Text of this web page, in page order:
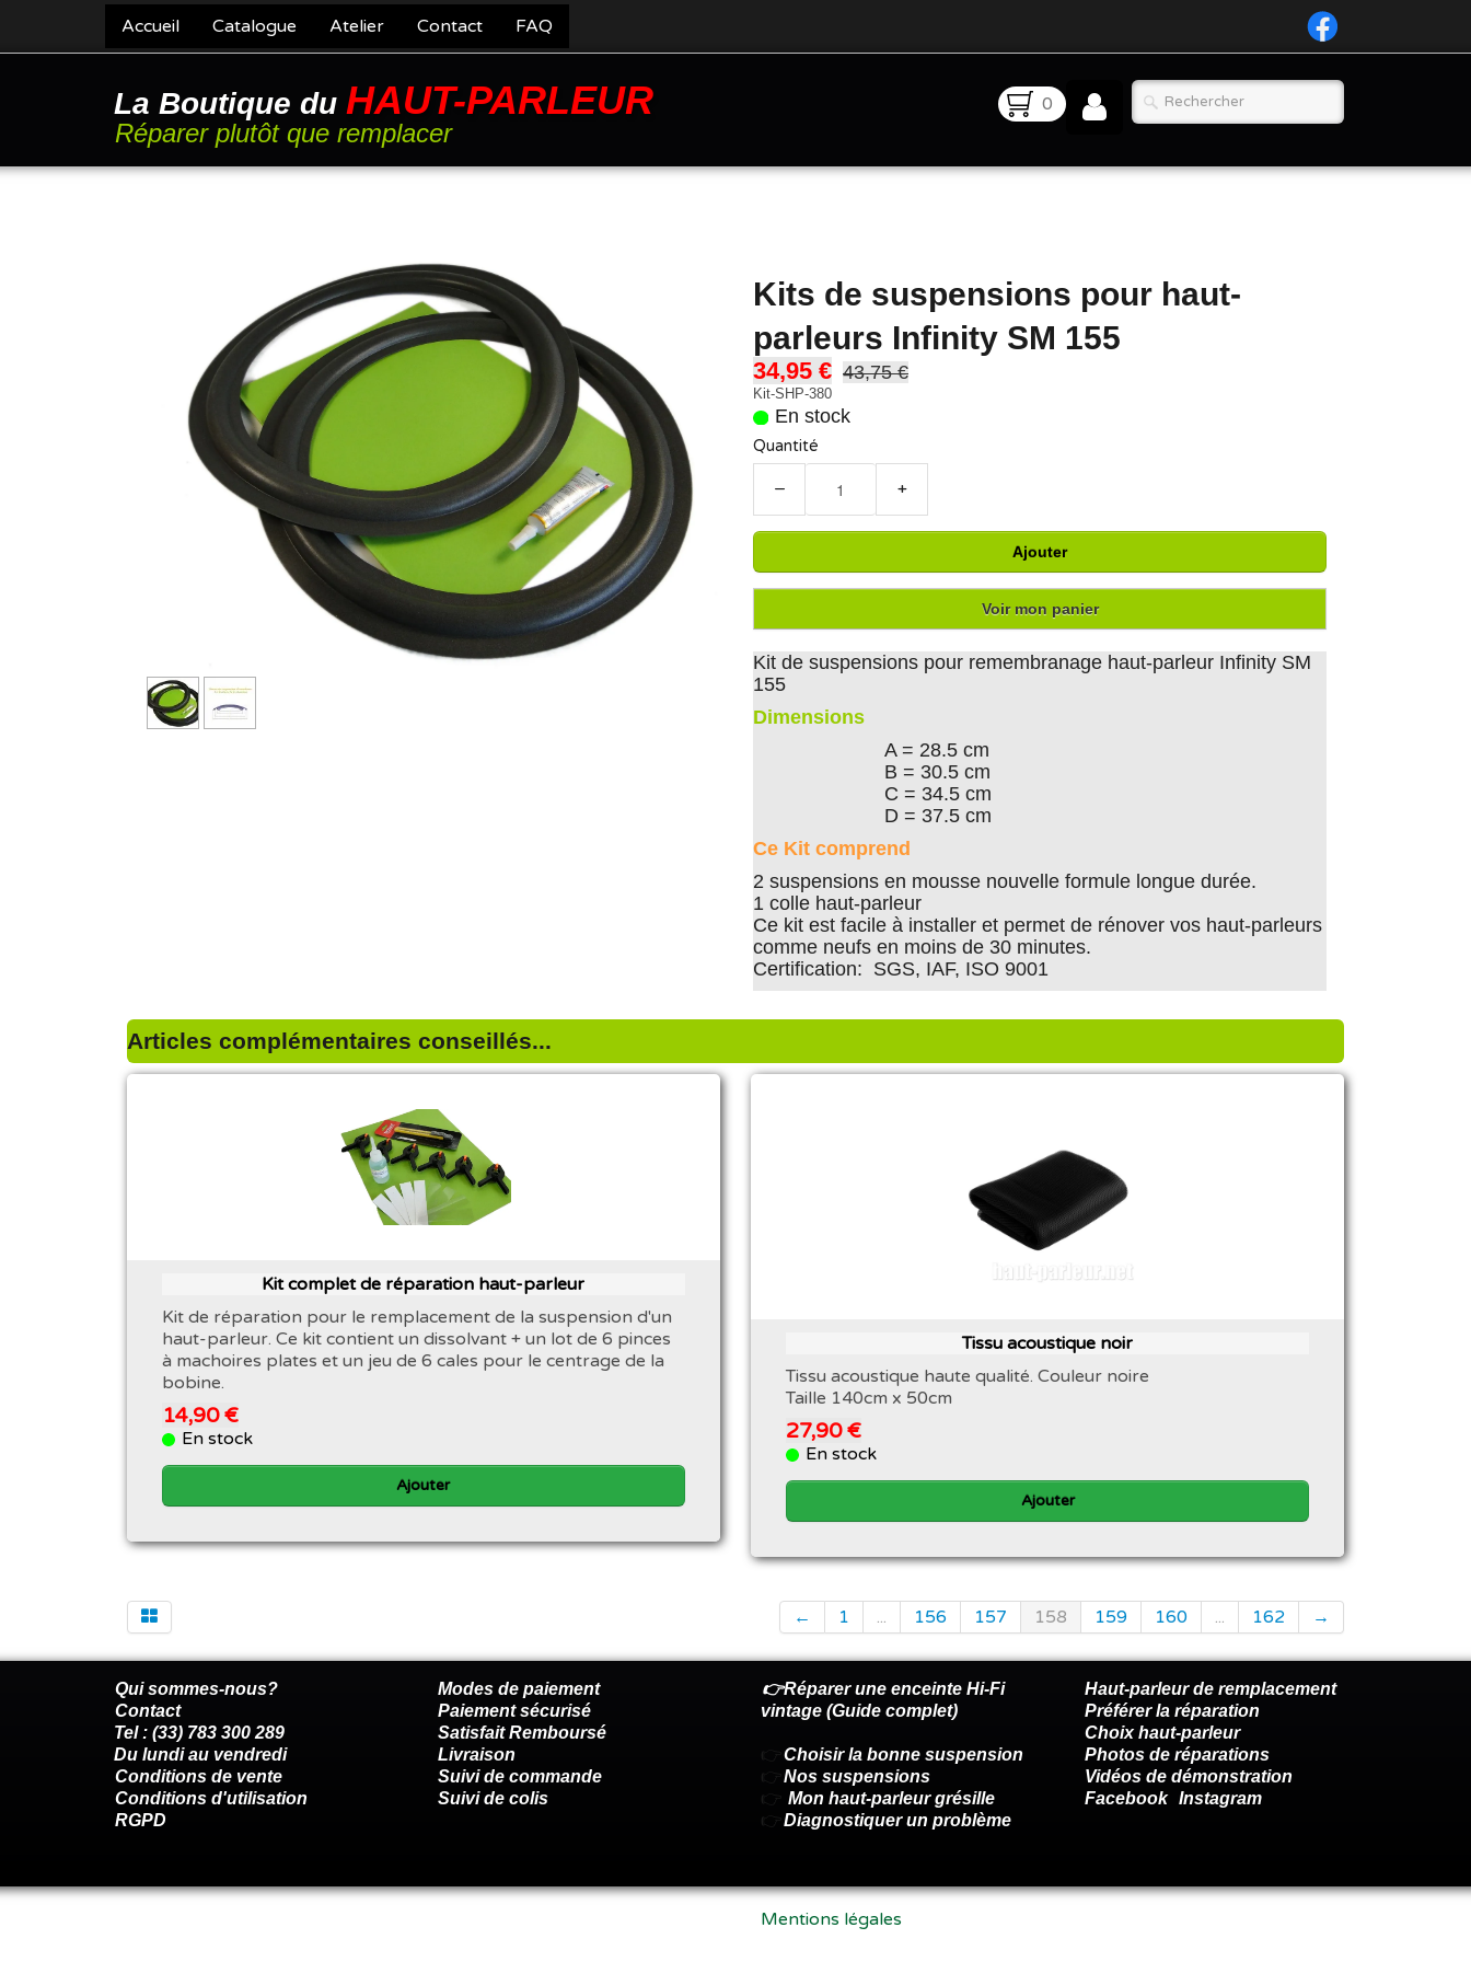
Accueil Catalogue Atelier Contact FAQ
La Boutique du HAUT-PARLEUR
Réparer plutôt que remplacer
0
Kits de suspensions pour haut-
parleurs Infinity SM 155
34,95 € 43,75 €
Kit-SHP-380
En stock
Quantité
− +
Ajouter
Voir mon panier
Kit de suspensions pour remembranage haut-parleur Infinity SM
155
Dimensions
A = 28.5 cm
B = 30.5 cm
C = 34.5 cm
D = 37.5 cm
Ce Kit comprend
2 suspensions en mousse nouvelle formule longue durée.
1 colle haut-parleur
Ce kit est facile à installer et permet de rénover vos haut-parleurs
comme neufs en moins de 30 minutes.
Certification: SGS, IAF, ISO 9001
Articles complémentaires conseillés...
Kit complet de réparation haut-parleur
Kit de réparation pour le remplacement de la suspension d'un
haut-parleur. Ce kit contient un dissolvant + un lot de 6 pinces
à machoires plates et un jeu de 6 cales pour le centrage de la
bobine.
14,90 €
En stock
Ajouter
Tissu acoustique noir
Tissu acoustique haute qualité. Couleur noire
Taille 140cm x 50cm
27,90 €
En stock
Ajouter
← 1 ... 156 157 158 159 160 ... 162 →
Qui sommes-nous?
Contact
Tel : (33) 783 300 289
Du lundi au vendredi
Conditions de vente
Conditions d'utilisation
RGPD
Modes de paiement
Paiement sécurisé
Satisfait Remboursé
Livraison
Suivi de commande
Suivi de colis
👉Réparer une enceinte Hi-Fi
vintage (Guide complet)
👉 Choisir la bonne suspension
👉 Nos suspensions
👉 Mon haut-parleur grésille
👉 Diagnostiquer un problème
Haut-parleur de remplacement
Préférer la réparation
Choix haut-parleur
Photos de réparations
Vidéos de démonstration
Facebook Instagram
Mentions légales